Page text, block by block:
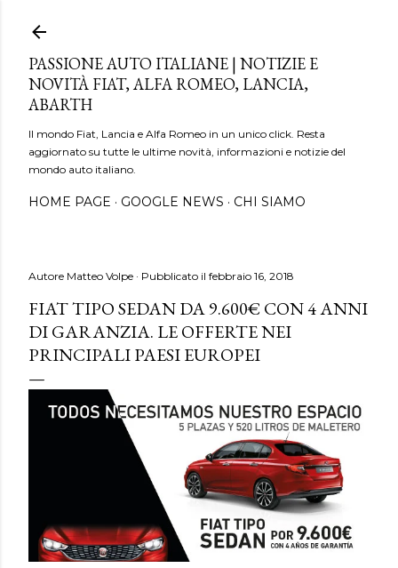
PASSIONE AUTO ITALIANE | NOTIZIE E
NOVITÀ FIAT, ALFA ROMEO, LANCIA,
ABARTH
Il mondo Fiat, Lancia e Alfa Romeo in un unico click. Resta
aggiornato su tutte le ultime novità, informazioni e notizie del
mondo auto italiano.
HOME PAGE GOOGLE NEWS CHI SIAMO
Autore Matteo Volpe Pubblicato il febbraio 16, 2018
FIAT TIPO SEDAN DA 9.600€ CON 4 ANNI
DI GARANZIA. LE OFFERTE NEI
PRINCIPALI PAESI EUROPEI